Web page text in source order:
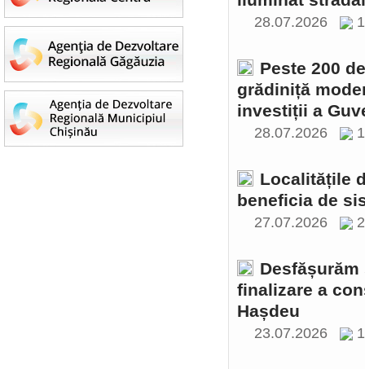
28.07.2026
Peste 200
grădiniță
investiții a
28.07.2026
Localitățile
beneficia de
27.07.2026
finalizare a
Hașdeu
23.07.2026